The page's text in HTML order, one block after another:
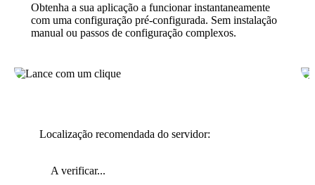
Obtenha a sua aplicação a funcionar instantaneamente
com uma configuração pré-configurada. Sem instalação
manual ou passos de configuração complexos.
Localização recomendada do servidor:
A verificar...